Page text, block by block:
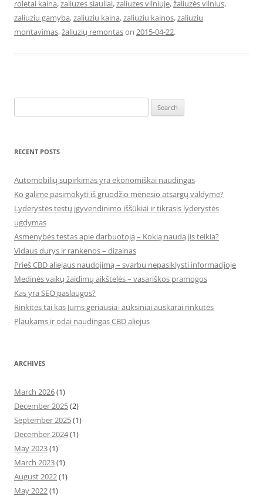
roletai kaina,zaliuzes siauliai,zaliuzes vilniuje,žaliuzės vilnius,
zaliuziu gamyba,zaliuziu kaina,zaliuziu kainos,zaliuziu
montavimas,žaliuzių remontason 2015-04-22.
for:
RECENT POSTS
Automobilių supirkimas yra ekonomiškai naudingas
Ko galime pasimokyti iš gruodžio mėnesio atsargų valdyme?
Lyderystės testų įgyvendinimo iššūkiai ir tikrasis lyderystės
ugdymas
Asmenybės testas apie darbuotoją – Kokią naudą jis teikia?
Vidaus durys ir rankenos – dizainas
Prieš CBD aliejaus naudojimą – svarbu nepasiklysti informacijoje
Medinės vaikų žaidimų aikštelės – vasariškos pramogos
Kas yra SEO paslaugos?
Rinkitės tai kas Jums geriausia- auksiniai auskarai rinkutės
Plaukams ir odai naudingas CBD aliejus
ARCHIVES
March 2026(1)
December 2025(2)
September 2025(1)
December 2024(1)
May 2023(1)
March 2023(1)
August 2022(1)
May 2022(1)